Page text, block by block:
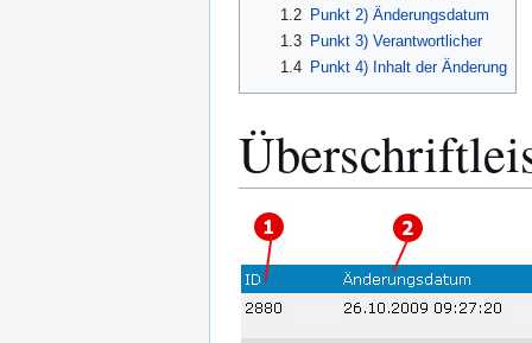
1.2 Punkt 2) Änderungsdatum
1.3
Punkt 3) Verantwortlicher
1.4
Punkt 4) Inhalt der Änderung